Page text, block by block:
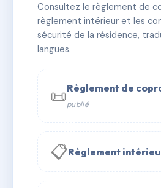
📍 51 rte de lyon 38480 Le
✓ Immatriculée 🏠 16 lots
📞 Contacter Syndic Digital
✉ Email
Consultez le règlement de
règlement intérieur et les
sécurité de la résidence,
langues.
📜Règlement de
publié
📋Règlement